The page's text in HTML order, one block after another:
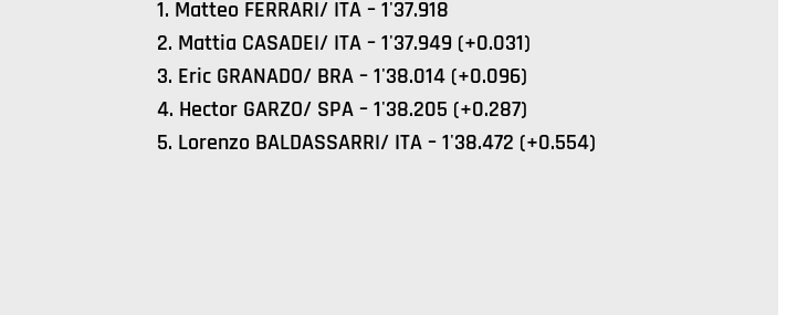
1. Matteo FERRARI/ ITA – 1'37.918
2. Mattia CASADEI/ ITA – 1'37.949 (+0.031)
3. Eric GRANADO/ BRA – 1'38.014 (+0.096)
4. Hector GARZO/ SPA – 1'38.205 (+0.287)
5. Lorenzo BALDASSARRI/ ITA – 1'38.472 (+0.554)